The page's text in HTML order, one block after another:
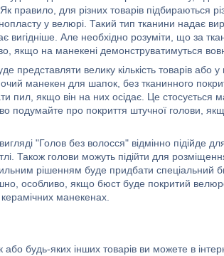
правило, для різних товарів підбираються
у велюрі. Такий тип тканини надає
вигідніше. Але необхідно розуміти, що за
якщо на манекені демонструватимуться
представляти велику кількість товарів
манекен для шапок, без тканинного
пил, якщо він на них осідає. Це стосується
подумайте про покриття штучної голови,
"Голов без волосся" відмінно підійде
Також голови можуть підійти для
рішенням буде придбати
особливо, якщо бюст буде покритий
манекенах.
будь-яких інших товарів ви можете в